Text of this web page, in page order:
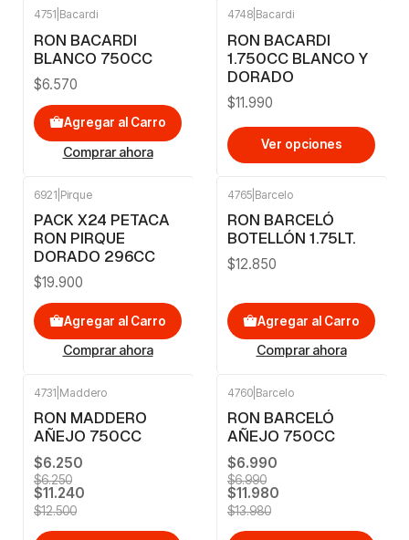
4751 Bacardi
RON BACARDI
BLANCO 750CC
$6.570
Agregar al Carro
Comprar ahora
4748 Bacardi
RON BACARDI
1.750CC BLANCO Y
DORADO
$11.990
Ver opciones
6921 Pirque
PACK X24 PETACA
RON PIRQUE
DORADO 296CC
$19.900
Agregar al Carro
Comprar ahora
4765 Barcelo
RON BARCELÓ
BOTELLÓN 1.75LT.
$12.850
Agregar al Carro
Comprar ahora
4731 Maddero
RON MADDERO
AÑEJO 750CC
$6.250
$6.250
$11.240
$12.500
4760 Barcelo
RON BARCELÓ
AÑEJO 750CC
$6.990
$6.990
$11.980
$13.980